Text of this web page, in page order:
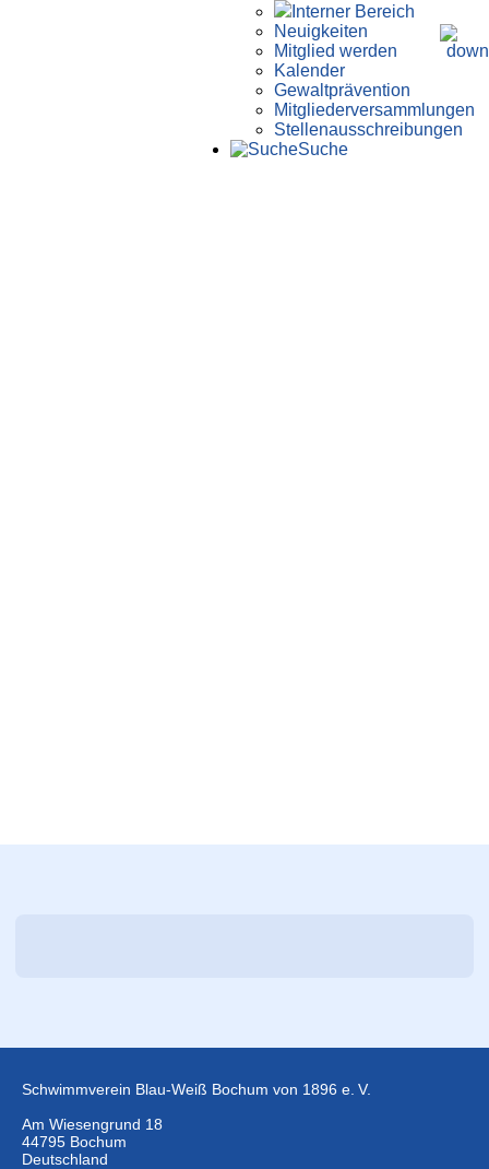
Interner Bereich
Neuigkeiten
Mitglied werden
Kalender
Gewaltprävention
Mitglieder­versammlungen
Stellen­aus­schrei­bungen
Suche
Schwimmverein Blau-Weiß Bochum von 1896 e. V.
Am Wiesengrund 18
44795 Bochum
Deutschland